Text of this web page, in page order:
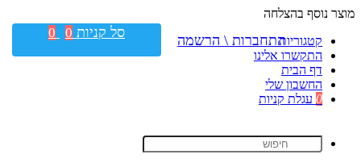
מוצר נוסף בהצלחה
קטגוריות
התקשרו אלינו
דף הבית
החשבון שלי
0 עגלת קניות
התחברות \ הרשמה סל קניות 0
0